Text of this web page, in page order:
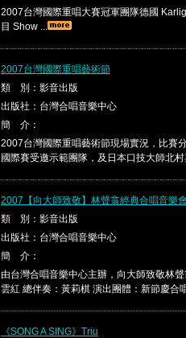
2007台灣國際重唱大賽冠軍團隊德國
目 Show ...
2007台灣國際重唱藝術節
類 別：影音出版
出版社：台灣合唱音樂中心
簡 介：
2007台灣國際重唱藝術節現場實況，比賽
國際賽受邀示範團隊，及日本口技大師北
2007【向大師致敬】林聲翕經典合唱音樂會
類 別：影音出版
出版社：台灣合唱音樂中心
簡 介：
由台灣合唱音樂中心主辦，向大師致敬林
雲紅 總伴奏：黃莉棋 演出團體：新節慶合
《SONG A SING》Triu